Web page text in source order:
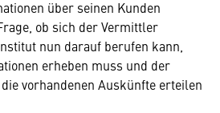
über seinen Kunden
ob sich der Vermittler
nun darauf berufen kann,
erheben muss und der
vorhandenen Auskünfte erteilen